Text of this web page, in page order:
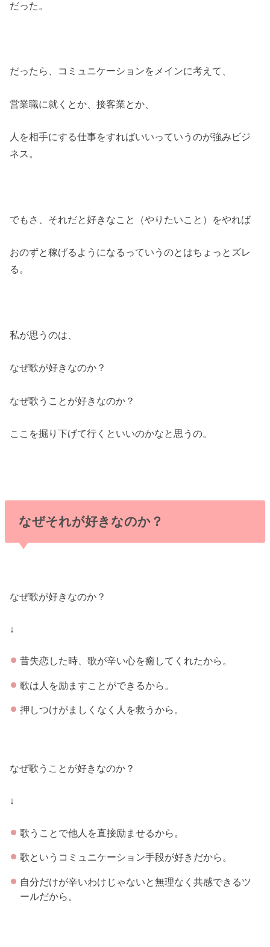
だった。
だったら、コミュニケーションをメインに考えて、
営業職に就くとか、接客業とか、
人を相手にする仕事をすればいいっていうのが強みビジ
ネス。
でもさ、それだと好きなこと（やりたいこと）をやれば
おのずと稼げるようになるっていうのとはちょっとズレ
る。
私が思うのは、
なぜ歌が好きなのか？
なぜ歌うことが好きなのか？
ここを掘り下げて行くといいのかなと思うの。
なぜそれが好きなのか？
なぜ歌が好きなのか？
↓
昔失恋した時、歌が辛い心を癒してくれたから。
歌は人を励ますことができるから。
押しつけがましくなく人を救うから。
なぜ歌うことが好きなのか？
↓
歌うことで他人を直接励ませるから。
歌というコミュニケーション手段が好きだから。
自分だけが辛いわけじゃないと無理なく共感できるツ
ールだから。